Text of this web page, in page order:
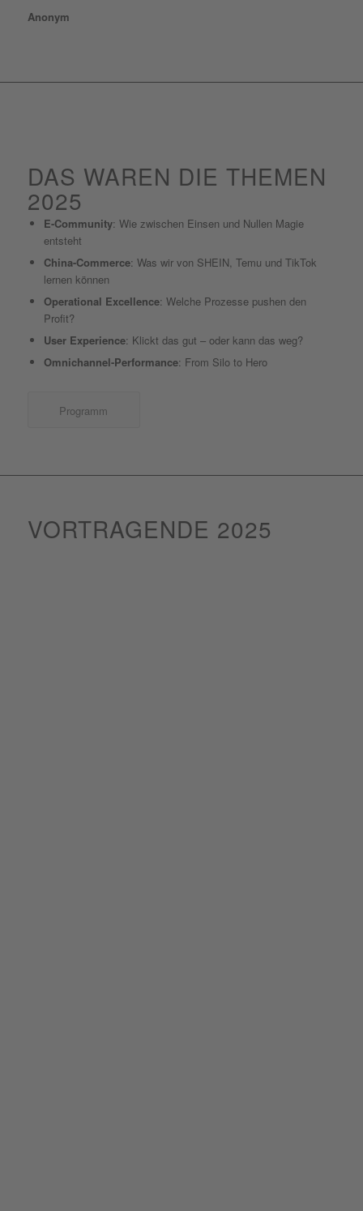
Anonym
DAS WAREN DIE THEMEN
2025
E-Community: Wie zwischen Einsen und Nullen Magie
entsteht
China-Commerce: Was wir von SHEIN, Temu und TikTok
lernen können
Operational Excellence: Welche Prozesse pushen den
Profit?
User Experience: Klickt das gut – oder kann das weg?
Omnichannel-Performance: From Silo to Hero
Programm
VORTRAGENDE 2025